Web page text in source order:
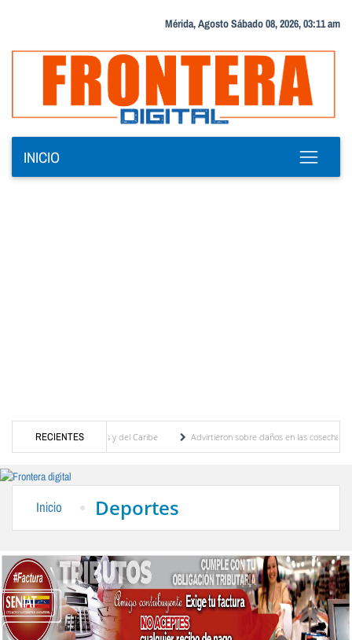
Mérida, Agosto Sábado 08, 2026, 03:11 am
INICIO
RECIENTES
Centroamericanos y del Caribe
Advirtieron sobre daños en las cosechas de los
Inicio Deportes